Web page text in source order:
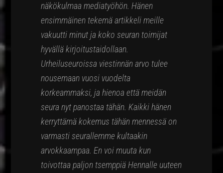
näkökulmaa mediatyöhön. Hänen
ensimmäinen tekemä artikkeli meille
vakuutti minut ja koko seuran toimijat
hyvällä kirjoitustaidollaan.
Urheiluseuroissa viestinnän arvo tulee
nousemaan vuosi vuodelta
korkeammaksi, ja hienoa että meidän
seura nyt panostaa tähän. Kaikki hänen
kerryttämä kokemus tähän mennessä on
varmasti seurallemme kultaakin
arvokkaampaa. En voi muuta kun
toivottaa paljon tsemppiä Hennalle uuteen